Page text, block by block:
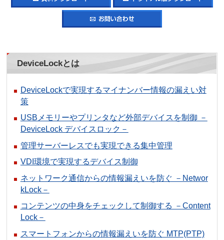
DeviceLockとは
DeviceLockで実現するマイナンバー情報の漏えい対
策
USBメモリーやプリンタなど外部デバイスを制御 －
DeviceLock デバイスロック－
管理サーバーレスでも実現できる集中管理
VDI環境で実現するデバイス制御
ネットワーク通信からの情報漏えいを防ぐ －Networ
kLock－
コンテンツの中身をチェックして制御する －Content
Lock－
スマートフォンからの情報漏えいを防ぐ MTP(PTP)